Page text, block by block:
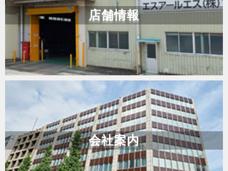
店舗情報
会社案内